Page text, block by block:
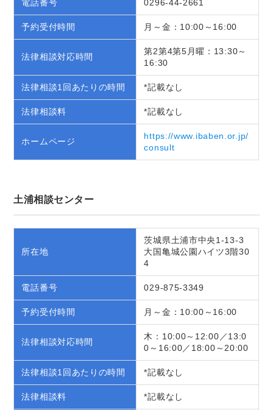
電話番号 0296-44-2661
予約受付時間 月～金：10:00～16:00
法律相談対応時間
第2第4第5月曜：13:30～
16:30
法律相談1回あたりの時間 *記載なし
法律相談料 *記載なし
ホームページ
https://www.ibaben.or.jp/
consult
土浦相談センター
所在地
茨城県土浦市中央1-13-3
大国亀城公園ハイツ3階30
4
電話番号 029-875-3349
予約受付時間 月～金：10:00～16:00
法律相談対応時間
木：10:00～12:00／13:0
0～16:00／18:00～20:00
法律相談1回あたりの時間 *記載なし
法律相談料 *記載なし